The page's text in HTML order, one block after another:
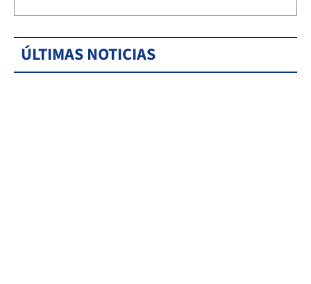
ÚLTIMAS NOTICIAS